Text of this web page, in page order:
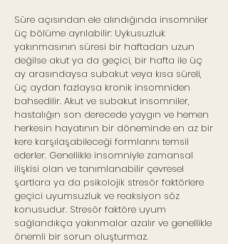
Süre açısından ele alındığında insomniler
üç bölüme ayrılabilir: Uykusuzluk
yakınmasının süresi bir haftadan uzun
değilse akut ya da geçici, bir hafta ile üç
ay arasındaysa subakut veya kısa süreli,
üç aydan fazlaysa kronik insomniden
bahsedilir. Akut ve subakut insomniler,
hastalığın son derecede yaygın ve hemen
herkesin hayatının bir döneminde en az bir
kere karşılaşabileceği formlarını temsil
ederler. Genellikle insomniyle zamansal
ilişkisi olan ve tanımlanabilir çevresel
şartlara ya da psikolojik stresör faktörlere
geçici uyumsuzluk ve reaksiyon söz
konusudur. Stresör faktöre uyum
sağlandıkça yakınmalar azalır ve genellikle
önemli bir sorun oluşturmaz.